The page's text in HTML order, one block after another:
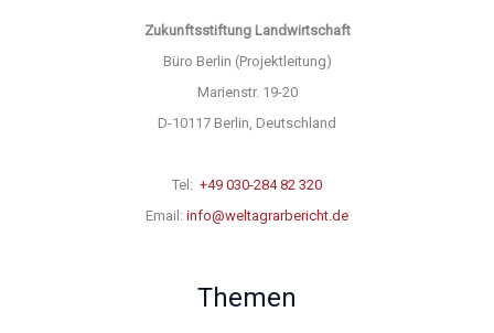
Zukunftsstiftung Landwirtschaft
Büro Berlin (Projektleitung)
Marienstr. 19-20
D-10117 Berlin, Deutschland
Tel: +49 030-284 82 320
Email: info@weltagrarbericht.de
Themen